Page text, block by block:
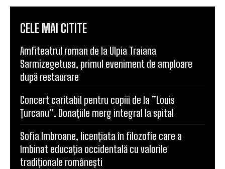
CELE MAI CITITE
Amfiteatrul roman de la Ulpia Traiana
Sarmizegetusa, primul eveniment de amploare
după restaurare
Concert caritabil pentru copiii de la ”Louis
Țurcanu”. Donațiile merg integral la spital
Sofia Imbroane, licențiata în filozofie care a
îmbinat educația occidentală cu valorile
tradiționale românești